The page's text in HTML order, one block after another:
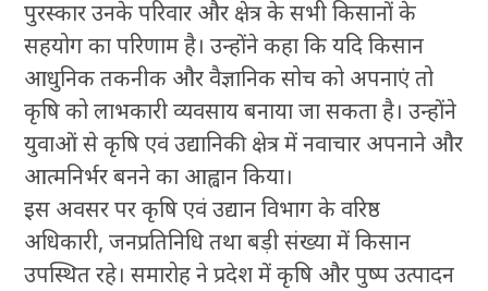
पुरस्कार उनके परिवार और क्षेत्र के सभी किसानों के
सहयोग का परिणाम है। उन्होंने कहा कि यदि किसान
आधुनिक तकनीक और वैज्ञानिक सोच को अपनाएं तो
कृषि को लाभकारी व्यवसाय बनाया जा सकता है। उन्होंने
युवाओं से कृषि एवं उद्यानिकी क्षेत्र में नवाचार अपनाने और
आत्मनिर्भर बनने का आह्वान किया।
इस अवसर पर कृषि एवं उद्यान विभाग के वरिष्ठ
अधिकारी, जनप्रतिनिधि तथा बड़ी संख्या में किसान
उपस्थित रहे। समारोह ने प्रदेश में कृषि और पुष्प उत्पादन